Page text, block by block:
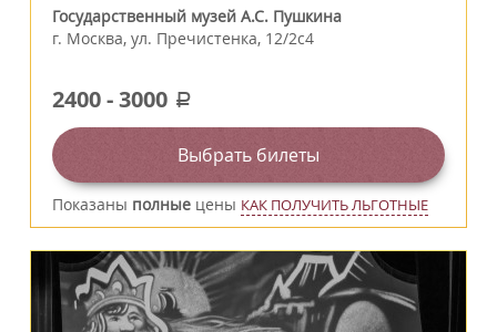
Государственный музей А.С. Пушкина
г. Москва, ул. Пречистенка, 12/2c4
2400-3000 a
Выбрать билеты
Показаны полные цены КАК ПОЛУЧИТЬ ЛЬГОТНЫЕ